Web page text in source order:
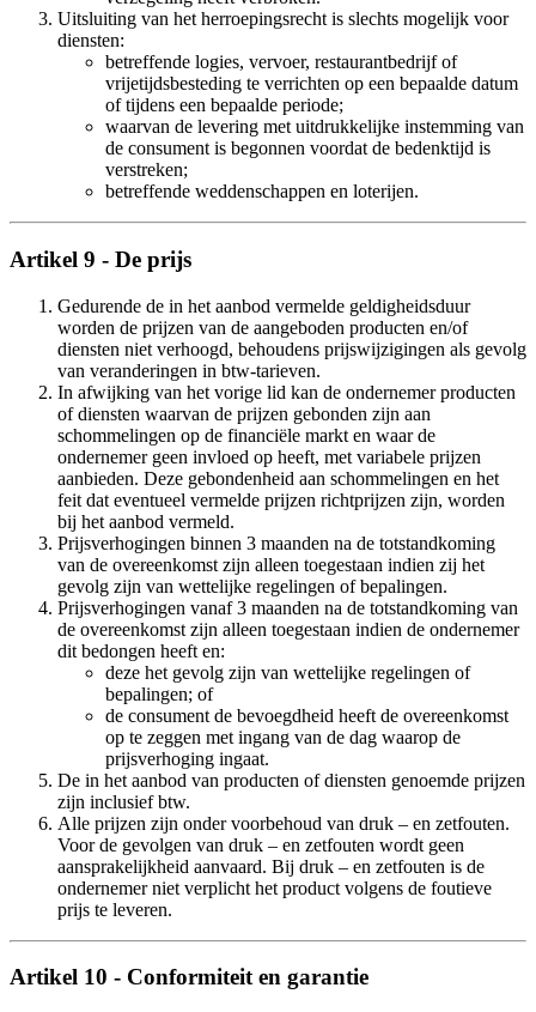
Uitsluiting van het herroepingsrecht is slechts mogelijk voor
diensten:
betreffende logies, vervoer, restaurantbedrijf of
vrijetijdsbesteding te verrichten op een bepaalde datum
of tijdens een bepaalde periode;
waarvan de levering met uitdrukkelijke instemming van
de consument is begonnen voordat de bedenktijd is
verstreken;
betreffende weddenschappen en loterijen.
Artikel 9 - De prijs
Gedurende de in het aanbod vermelde geldigheidsduur
worden de prijzen van de aangeboden producten en/of
diensten niet verhoogd, behoudens prijswijzigingen als gevolg
van veranderingen in btw-tarieven.
In afwijking van het vorige lid kan de ondernemer producten
of diensten waarvan de prijzen gebonden zijn aan
schommelingen op de financiële markt en waar de
ondernemer geen invloed op heeft, met variabele prijzen
aanbieden. Deze gebondenheid aan schommelingen en het
feit dat eventueel vermelde prijzen richtprijzen zijn, worden
bij het aanbod vermeld.
Prijsverhogingen binnen 3 maanden na de totstandkoming
van de overeenkomst zijn alleen toegestaan indien zij het
gevolg zijn van wettelijke regelingen of bepalingen.
Prijsverhogingen vanaf 3 maanden na de totstandkoming van
de overeenkomst zijn alleen toegestaan indien de ondernemer
dit bedongen heeft en:
deze het gevolg zijn van wettelijke regelingen of
bepalingen; of
de consument de bevoegdheid heeft de overeenkomst
op te zeggen met ingang van de dag waarop de
prijsverhoging ingaat.
De in het aanbod van producten of diensten genoemde prijzen
zijn inclusief btw.
Alle prijzen zijn onder voorbehoud van druk – en zetfouten.
Voor de gevolgen van druk – en zetfouten wordt geen
aansprakelijkheid aanvaard. Bij druk – en zetfouten is de
ondernemer niet verplicht het product volgens de foutieve
prijs te leveren.
Artikel 10 - Conformiteit en garantie